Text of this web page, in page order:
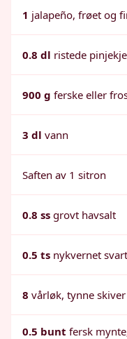
1 jalapeño, frøet og
0.8 dl ristede
900 g ferske eller
3 dl vann
Saften av 1 sitron
0.8 ss grovt havsalt
0.5 ts nykvernet
8 vårløk, tynne skiver
0.5 bunt fersk